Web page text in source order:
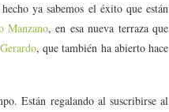
ya sabemos el éxito que están
Manzano, en esa nueva terraza que
, que también ha abierto hace
Están regalando al suscribirse al